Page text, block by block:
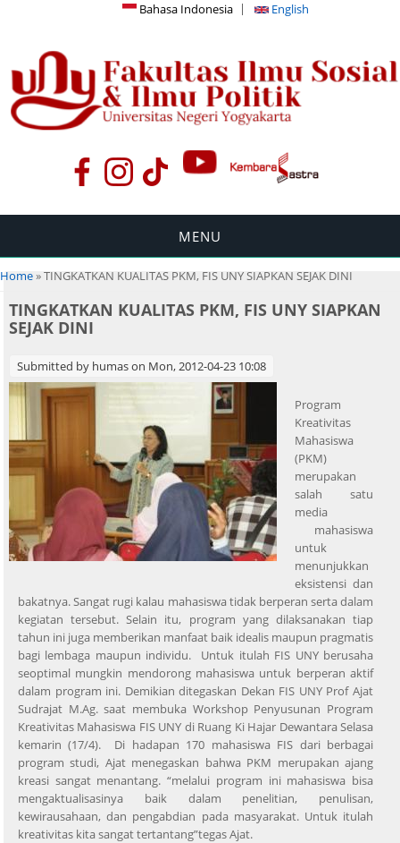
Bahasa Indonesia English
MENU
You are here
Home» TINGKATKAN KUALITAS PKM, FIS UNY SIAPKAN SEJAK DINI
TINGKATKAN KUALITAS PKM, FIS UNY SIAPKAN
SEJAK DINI
Submitted by humason Mon, 2012-04-23 10:08
Program
Kreativitas
Mahasiswa
(PKM)
merupakan
salah satu
media
mahasiswa
untuk
menunjukkan
eksistensi dan
bakatnya. Sangat rugi kalau mahasiswa tidak berperan serta dalam
kegiatan tersebut. Selain itu, program yang dilaksanakan tiap
tahun ini juga memberikan manfaat baik idealis maupun pragmatis
bagi lembaga maupun individu. Untuk itulah FIS UNY berusaha
seoptimal mungkin mendorong mahasiswa untuk berperan aktif
dalam program ini. Demikian ditegaskan Dekan FIS UNY Prof Ajat
Sudrajat M.Ag. saat membuka Workshop Penyusunan Program
Kreativitas Mahasiswa FIS UNY di Ruang Ki Hajar Dewantara Selasa
kemarin (17/4). Di hadapan 170 mahasiswa FIS dari berbagai
program studi, Ajat menegaskan bahwa PKM merupakan ajang
kreasi sangat menantang. “melalui program ini mahasiswa bisa
mengaktualisasinya baik dalam penelitian, penulisan,
kewirausahaan, dan pengabdian pada masyarakat. Untuk itulah
kreativitas kita sangat tertantang”tegas Ajat.